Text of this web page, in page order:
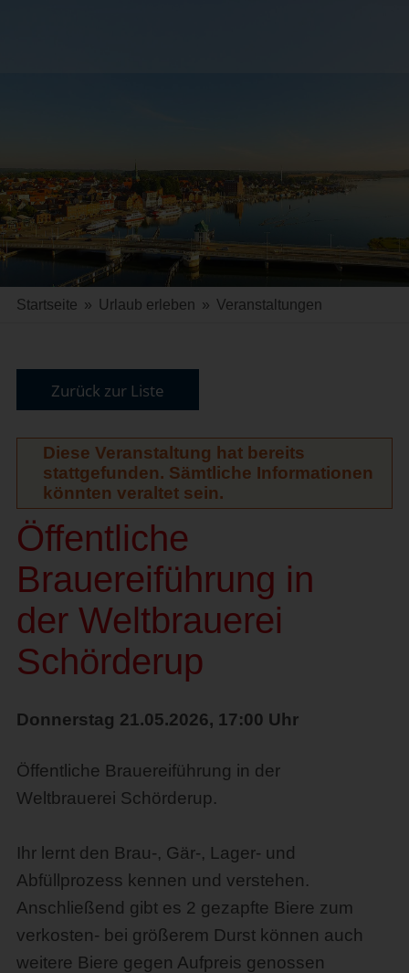
Startseite » Urlaub erleben » Veranstaltungen
Zurück zur Liste
Diese Veranstaltung hat bereits
stattgefunden. Sämtliche Informationen
könnten veraltet sein.
Öffentliche
Brauereiführung in
der Weltbrauerei
Schörderup
Donnerstag 21.05.2026, 17:00 Uhr
Öffentliche Brauereiführung in der
Weltbrauerei Schörderup.
Ihr lernt den Brau-, Gär-, Lager- und
Abfüllprozess kennen und verstehen.
Anschließend gibt es 2 gezapfte Biere zum
verkosten- bei größerem Durst können auch
weitere Biere gegen Aufpreis genossen